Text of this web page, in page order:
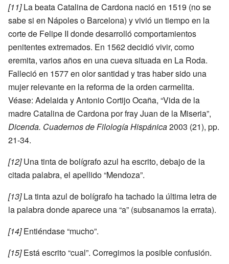
[11]La beata Catalina de Cardona nació en 1519 (no se
sabe si en Nápoles o Barcelona) y vivió un tiempo en la
corte de Felipe II donde desarrolló comportamientos
penitentes extremados. En 1562 decidió vivir, como
eremita, varios años en una cueva situada en La Roda.
Falleció en 1577 en olor santidad y tras haber sido una
mujer relevante en la reforma de la orden carmelita.
Véase: Adelaida y Antonio Cortijo Ocaña, “Vida de la
madre Catalina de Cardona por fray Juan de la Miseria”,
Dicenda. Cuadernos de Filología Hispánica2003 (21), pp.
21-34.
[12]Una tinta de bolígrafo azul ha escrito, debajo de la
citada palabra, el apellido “Mendoza”.
[13]La tinta azul de bolígrafo ha tachado la última letra de
la palabra donde aparece una “a” (subsanamos la errata).
[14]Entiéndase “mucho”.
[15]Está escrito “cual”. Corregimos la posible confusión.